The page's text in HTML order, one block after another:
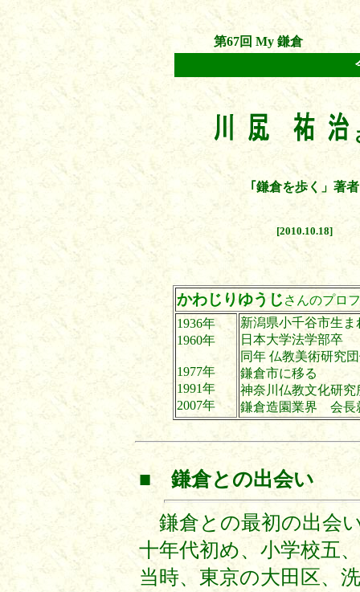
第67回 My 鎌倉
｢鎌倉を歩く」著者
[2010.10.18]
かわじりゆうじ さんのプロ
1936年
1960年
1977年
1991年
2007年
新潟県小千谷市生ま
日本大学法学部卒
同年 仏教美術研究
鎌倉市に移る
神奈川仏教文化研究
鎌倉造園業界 会長
■ 鎌倉との出会い
鎌倉との最初の出会
十年代初め、小学校五
当時、東京の大田区、